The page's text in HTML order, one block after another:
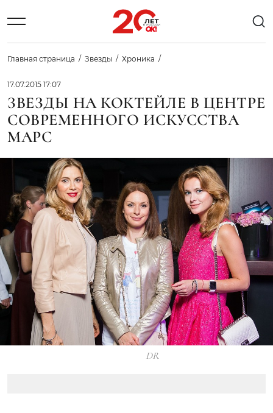
Главная страница Звезды Хроника
17.07.2015 17:07
ЗВЕЗДЫ НА КОКТЕЙЛЕ В ЦЕНТРЕ
СОВРЕМЕННОГО ИСКУССТВА
МАРС
DR